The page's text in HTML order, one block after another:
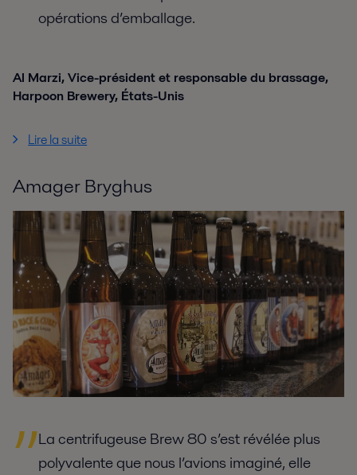
opérations d’emballage.
Al Marzi, Vice-président et responsable du brassage,
Harpoon Brewery, États-Unis
Lire la suite
Amager Bryghus
La centrifugeuse Brew 80 s’est révélée plus
polyvalente que nous l’avions imaginé, elle